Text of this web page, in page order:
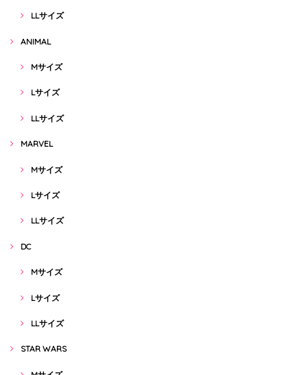
LLサイズ
ANIMAL
Mサイズ
Lサイズ
LLサイズ
MARVEL
Mサイズ
Lサイズ
LLサイズ
DC
Mサイズ
Lサイズ
LLサイズ
STAR WARS